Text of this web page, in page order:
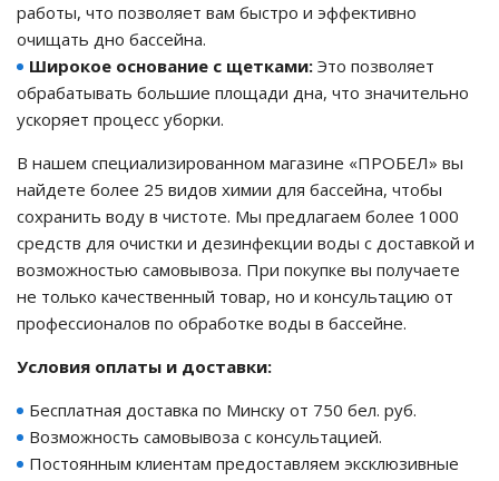
и среднего офиса
и продвинутых
защита)
и
работы, что позволяет вам быстро и эффективно
очищать дно бассейна.
Широкое основание с щетками: Это позволяет
обрабатывать большие площади дна, что значительно
ускоряет процесс уборки.
В нашем специализированном магазине «ПРОБЕЛ» вы
найдете более 25 видов химии для бассейна, чтобы
сохранить воду в чистоте. Мы предлагаем более 1000
средств для очистки и дезинфекции воды с доставкой и
возможностью самовывоза. При покупке вы получаете
не только качественный товар, но и консультацию от
профессионалов по обработке воды в бассейне.
Условия оплаты и доставки:
Бесплатная доставка по Минску от 750 бел. руб.
Возможность самовывоза с консультацией.
Постоянным клиентам предоставляем эксклюзивные